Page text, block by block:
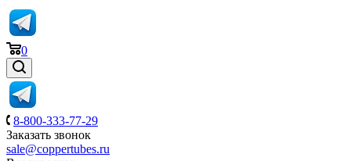
0
8-800-333-77-29
Заказать звонок
sale@coppertubes.ru